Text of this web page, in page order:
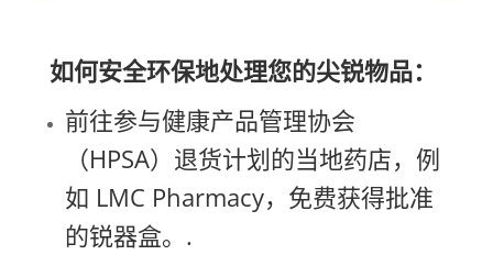
如何安全环保地处理您的尖锐物品：
前往参与健康产品管理协会
（HPSA）退货计划的当地药店，例
如 LMC Pharmacy， 免费获得批准
的锐器盒。.